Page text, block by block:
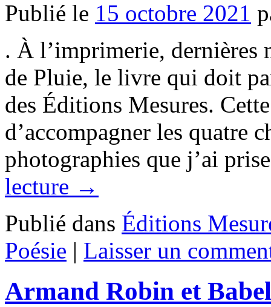
Publié le 15 octobre 2021
. À l’imprimerie, dernières
de Pluie, le livre qui doit
des Éditions Mesures.
d’accompagner les quatre
photographies que j’ai
lecture →
Publié dans Éditions
Poésie | Laisser un
Armand Robin et